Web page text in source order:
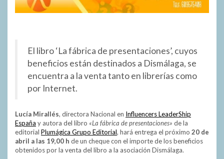
El libro ‘La fábrica de presentaciones’, cuyos
beneficios están destinados a Dismálaga, se
encuentra a la venta tanto en librerías como
por Internet.
Lucía Mirallés, directora Nacional en Influencers LeaderShip
España y autora del libro «La fábrica de presentaciones» de la
editorial Plumágica Grupo Editorial, hará entrega el próximo 20 de
abril a las 19,00 h de un cheque con el importe de los beneficios
obtenidos por la venta del libro a la asociación Dismálaga.